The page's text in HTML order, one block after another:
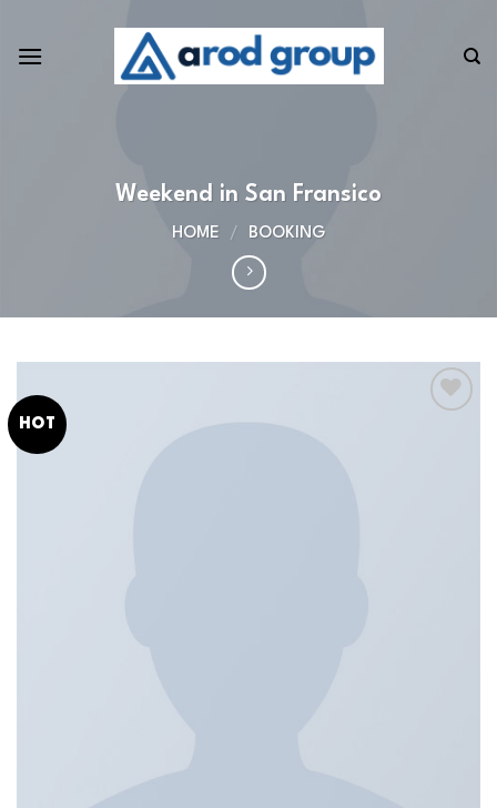
content
Weekend in San Fransico
HOME / BOOKING
HOT